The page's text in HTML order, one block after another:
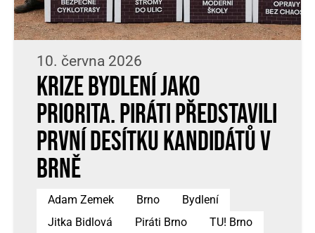
10. června 2026
Krize bydlení jako
priorita. Piráti představili
první desítku kandidátů v
Brně
Adam Zemek Brno
Bydlení
Jitka Bidlová
Piráti Brno TU! Brno